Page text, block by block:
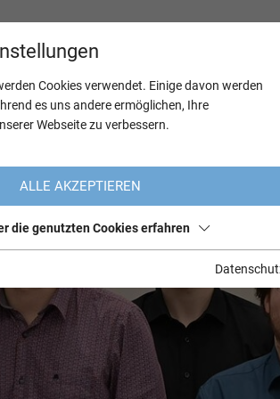
Cookies verwendet. Einige davon werden
es uns andere ermöglichen, Ihre
Webseite zu verbessern.
ALLE AKZEPTIEREN
die genutzten Cookies erfahren